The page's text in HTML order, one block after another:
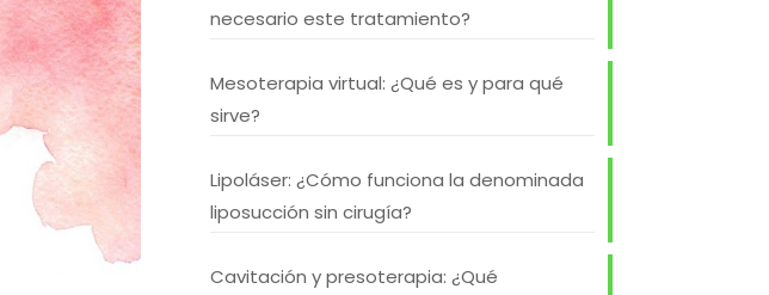
necesario este tratamiento?
Mesoterapia virtual: ¿Qué es y para qué
sirve?
Lipoláser: ¿Cómo funciona la denominada
liposucción sin cirugía?
Cavitación y presoterapia: ¿Qué